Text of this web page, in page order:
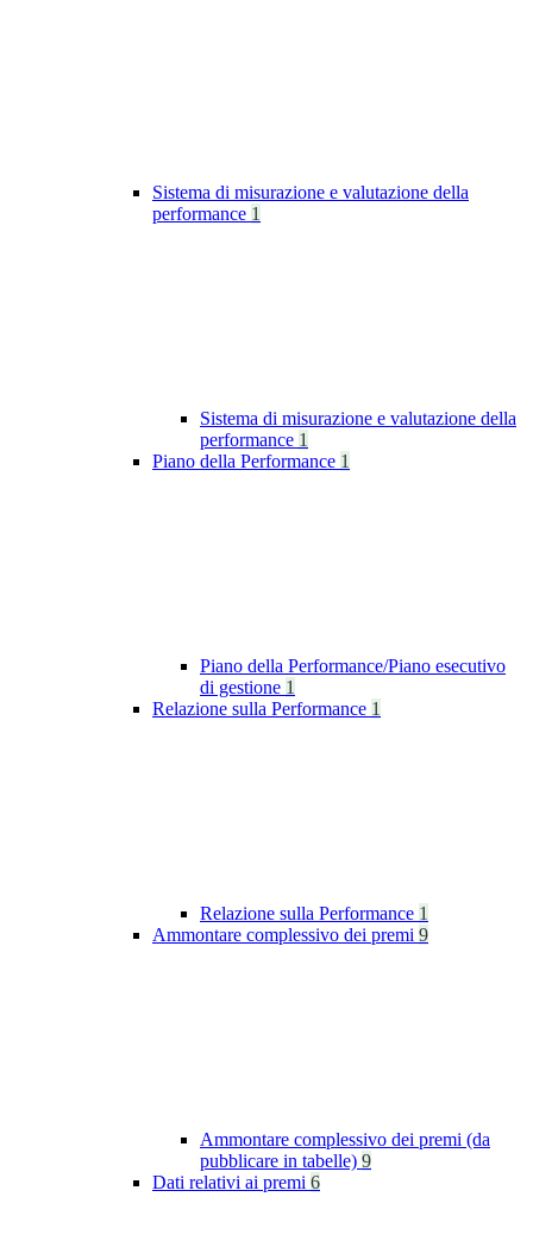
Sistema di misurazione e valutazione della
performance 1
Sistema di misurazione e valutazione della
performance 1
Piano della Performance 1
Piano della Performance/Piano esecutivo
di gestione 1
Relazione sulla Performance 1
Relazione sulla Performance 1
Ammontare complessivo dei premi 9
Ammontare complessivo dei premi (da
pubblicare in tabelle) 9
Dati relativi ai premi 6